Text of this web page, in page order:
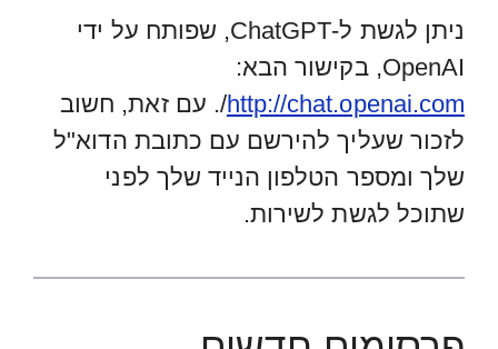
ניתן לגשת ל-ChatGPT, שפותח על ידי
OpenAI, בקישור הבא:
http://chat.openai.com/. עם זאת, חשוב
לזכור שעליך להירשם עם כתובת הדוא"ל
שלך ומספר הטלפון הנייד שלך לפני
שתוכל לגשת לשירות.